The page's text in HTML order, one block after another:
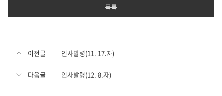
목록
이전글 인사발령(11. 17.자)
다음글 인사발령(12. 8.자)